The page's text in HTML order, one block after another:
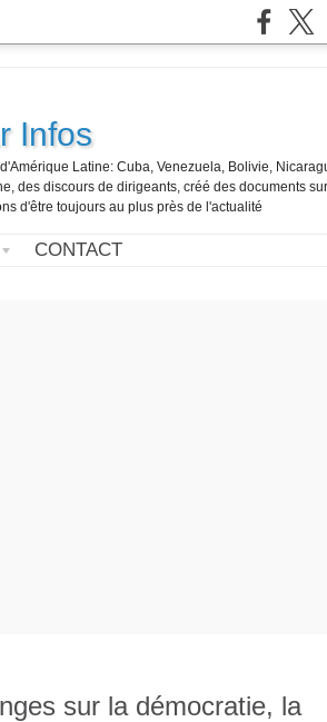
Infos
Latine: Cuba, Venezuela, Bolivie,
des discours de dirigeants, créé des documents
d'être toujours au plus près de l'actualité
CONTACT
sur la démocratie, la